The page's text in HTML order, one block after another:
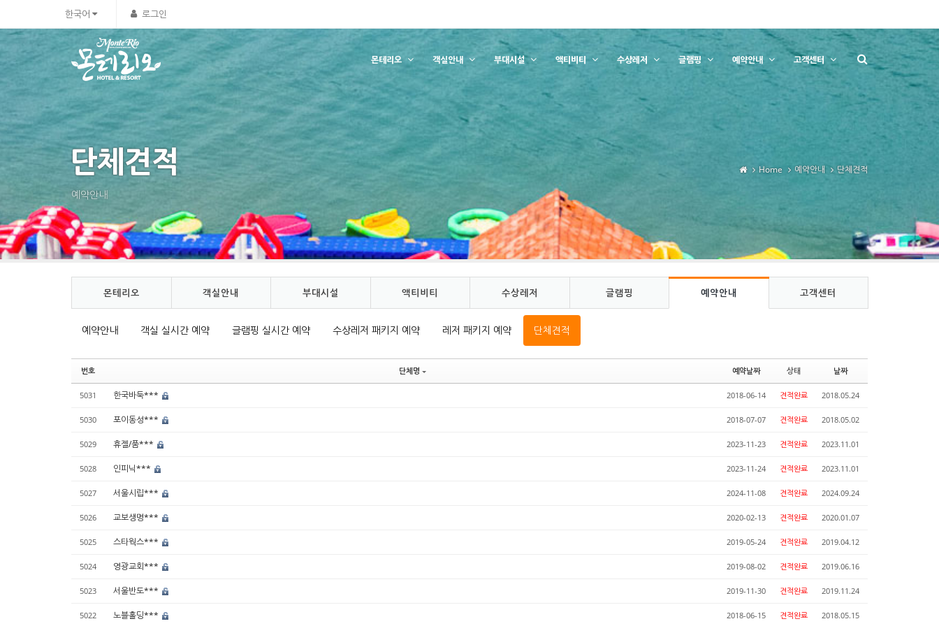
한국어 로그인
몬테리오 객실안내 부대시설 액티비티 수상레저 글램핑 예약안내 고객센터
단체견적
예약안내
Home 예약안내 단체견적
몬테리오 객실안내 부대시설 액티비티 수상레저 글램핑 예약안내 고객센터
예약안내 객실 실시간 예약 글램핑 실시간 예약 수상레저 패키지 예약 레저 패키지 예약 단체견적
번호 단체명 예약날짜 상태 날짜
5031 한국바둑*** 2018-06-14 견적완료 2018.05.24
5030 포이동성*** 2018-07-07 견적완료 2018.05.02
5029 휴젤/품*** 2023-11-23 견적완료 2023.11.01
5028 인피닉*** 2023-11-24 견적완료 2023.11.01
5027 서울시립*** 2024-11-08 견적완료 2024.09.24
5026 교보생명*** 2020-02-13 견적완료 2020.01.07
5025 스타웍스*** 2019-05-24 견적완료 2019.04.12
5024 영광교회*** 2019-08-02 견적완료 2019.06.16
5023 서울반도*** 2019-11-30 견적완료 2019.11.24
5022 노블홀딩*** 2018-06-15 견적완료 2018.05.15
Sketchbook5, 스케치북5